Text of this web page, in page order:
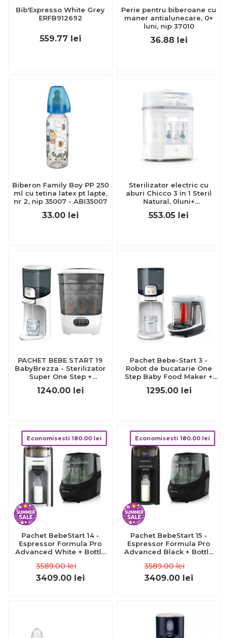
Bib'Expresso White Grey
ERFB912692
559.77 lei
Perie pentru biberoane cu
maner antialunecare, 0+
luni, nip 37010
36.88 lei
Biberon Family Boy PP 250
ml cu tetina latex pt lapte,
nr 2, nip 35007 - ABI35007
33.00 lei
Sterilizator electric cu
aburi Chicco 3 in 1 Steril
Natural, 0luni+
553.05 lei
PACHET BEBE START 19
BabyBrezza - Sterilizator
Super One Step +
1240.00 lei
Pachet Bebe-Start 3 -
Robot de bucatarie One
Step Baby Food Maker +
1295.00 lei
Economisesti 180.00 lei
Pachet BebeStart 14 -
Espressor Formula Pro
Advanced White + Bottle
3589.00 lei
3409.00 lei
Economisesti 180.00 lei
Pachet BebeStart 15 -
Espressor Formula Pro
Advanced Black + Bottle
3589.00 lei
3409.00 lei